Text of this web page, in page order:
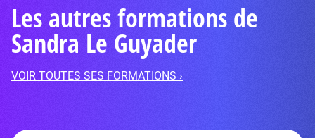
Les autres formations de
Sandra Le Guyader
VOIR TOUTES SES FORMATIONS ›